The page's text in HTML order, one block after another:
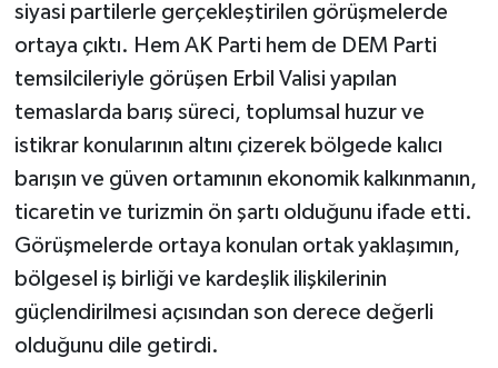
siyasi partilerle gerçekleştirilen görüşmelerde
ortaya çıktı. Hem AK Parti hem de DEM Parti
temsilcileriyle görüşen Erbil Valisi yapılan
temaslarda barış süreci, toplumsal huzur ve
istikrar konularının altını çizerek bölgede kalıcı
barışın ve güven ortamının ekonomik kalkınmanın,
ticaretin ve turizmin ön şartı olduğunu ifade etti.
Görüşmelerde ortaya konulan ortak yaklaşımın,
bölgesel iş birliği ve kardeşlik ilişkilerinin
güçlendirilmesi açısından son derece değerli
olduğunu dile getirdi.